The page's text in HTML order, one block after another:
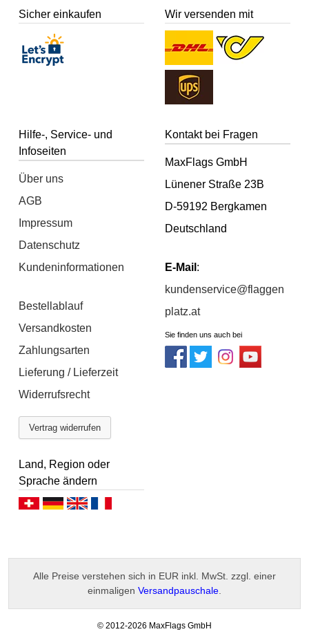
Sicher einkaufen Wir versenden mit
Hilfe-, Service- und
Infoseiten
Über uns
AGB
Impressum
Datenschutz
Kundeninformationen
Bestellablauf
Versandkosten
Zahlungsarten
Lieferung / Lieferzeit
Widerrufsrecht
Vertrag widerrufen
Kontakt bei Fragen
MaxFlags GmbH
Lünener Straße 23B
D-59192 Bergkamen
Deutschland
E-Mail :
kundenservice@flaggen
platz.at
Sie finden uns auch bei
Land, Region oder
Sprache ändern
Deutsch (CH)Deutsch (DE)
Alle Preise verstehen sich in EUR inkl. MwSt. zzgl. einer
einmaligen Versandpauschale
© 2012-2026 MaxFlags GmbH